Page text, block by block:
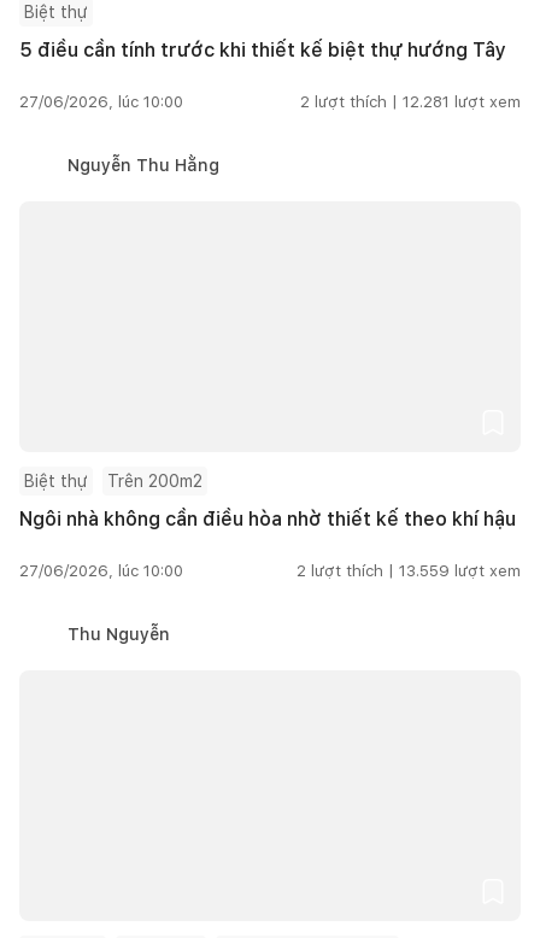
Biệt thự
5 điều cần tính trước khi thiết kế biệt thự hướng Tây
27/06/2026, lúc 10:00 2 lượt thích | 12.281 lượt xem
Nguyễn Thu Hằng
Biệt thự Trên 200m2
Ngôi nhà không cần điều hòa nhờ thiết kế theo khí hậu
27/06/2026, lúc 10:00 2 lượt thích | 13.559 lượt xem
Thu Nguyễn